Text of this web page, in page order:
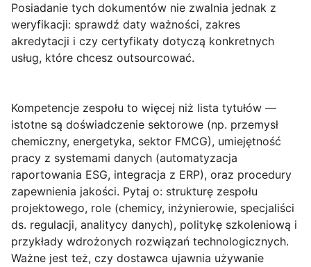
Posiadanie tych dokumentów nie zwalnia jednak z
weryfikacji: sprawdź daty ważności, zakres
akredytacji i czy certyfikaty dotyczą konkretnych
usług, które chcesz outsourcować.
Kompetencje zespołu to więcej niż lista tytułów —
istotne są doświadczenie sektorowe (np. przemysł
chemiczny, energetyka, sektor FMCG), umiejętność
pracy z systemami danych (automatyzacja
raportowania ESG, integracja z ERP), oraz procedury
zapewnienia jakości. Pytaj o: strukturę zespołu
projektowego, role (chemicy, inżynierowie, specjaliści
ds. regulacji, analitycy danych), politykę szkoleniową i
przykłady wdrożonych rozwiązań technologicznych.
Ważne jest też, czy dostawca ujawnia używanie